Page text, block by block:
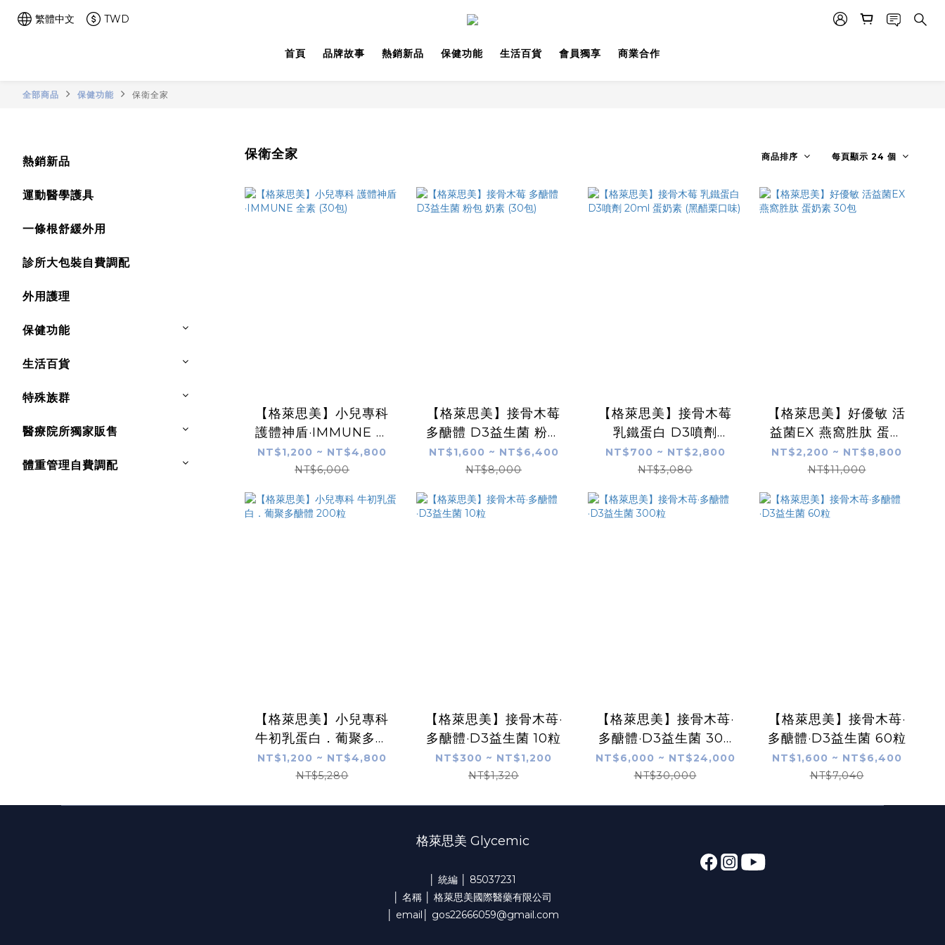
繁體中文 TWD
首頁 品牌故事 熱銷新品 保健功能 生活百貨 會員獨享 商業合作
全部商品 保健功能 保衛全家
熱銷新品
運動醫學護具
一條根舒緩外用
診所大包裝自費調配
外用護理
保健功能
生活百貨
特殊族群
醫療院所獨家販售
體重管理自費調配
保衛全家 商品排序 每頁顯示 24 個
【格萊思美】小兒專科
護體神盾·IMMUNE 全
素 (30包)
NT$1,200 ~ NT$4,800
NT$6,000
【格萊思美】接骨木莓
多醣體 D3益生菌 粉包
奶素 (30包)
NT$1,600 ~ NT$6,400
NT$8,000
【格萊思美】接骨木莓
乳鐵蛋白 D3噴劑
20ml 蛋奶素 (黑醋栗口
味)
NT$700 ~ NT$2,800
NT$3,080
【格萊思美】好優敏 活
益菌EX 燕窩胜肽 蛋奶
素 30包
NT$2,200 ~ NT$8,800
NT$11,000
【格萊思美】小兒專科
牛初乳蛋白．葡聚多醣
體 200粒
NT$1,200 ~ NT$4,800
NT$5,280
【格萊思美】接骨木苺·
多醣體·D3益生菌 10粒
NT$300 ~ NT$1,200
NT$1,320
【格萊思美】接骨木苺·
多醣體·D3益生菌 300
粒
NT$6,000 ~ NT$24,000
NT$30,000
【格萊思美】接骨木苺·
多醣體·D3益生菌 60粒
NT$1,600 ~ NT$6,400
NT$7,040
格萊思美 Glycemic
│ 統編 │ 85037231
│ 名稱 │ 格萊思美國際醫藥有限公司
│ email│ gos22666059@gmail.com